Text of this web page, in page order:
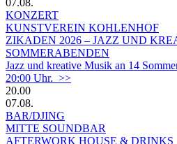
KONZERT
KUNSTVEREIN KOHLENHOF
ZIKADEN 2026 – JAZZ UND
SOMMERABENDEN
Jazz und kreative Musik an 14
20:00 Uhr. >>
20.00
07.08.
BAR/DJING
MITTE SOUNDBAR
AFTERWORK HOUSE & DRINKS